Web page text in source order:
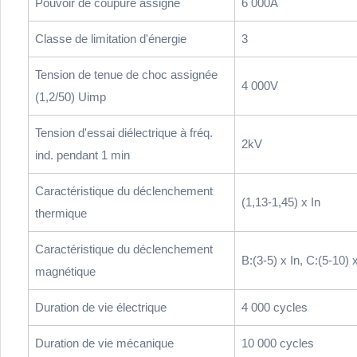
Pouvoir de coupure assigné 6 000A
Classe de limitation d'énergie 3
Tension de tenue de choc assignée
(1,2/50) Uimp
4 000V
Tension d'essai diélectrique à fréq.
ind. pendant 1 min
2kV
Caractéristique du déclenchement
thermique
(1,13-1,45) x In
Caractéristique du déclenchement
magnétique
B:(3-5) x In, C:(5-10)
Duration de vie électrique 4 000 cycles
Duration de vie mécanique 10 000 cycles